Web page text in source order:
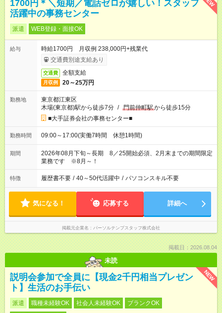
1700円＊＼短期／電話ゼロが嬉しい！スタッフ
活躍中の事務センター
派遣 WEB登録・面接OK
給与
時給1700円 月収例 238,000円+残業代
交通費別途支給あり
交通費 全額支給
月収例 20～25万円
勤務地
東京都江東区
木場(東京都)駅から徒歩7分 / 門前仲町駅から徒歩15分
■大手証券会社の事務センター■
勤務時間 09:00～17:00(実働7時間 休憩1時間)
期間
2026年08月下旬～長期 8／25開始必須、2月末までの期間限定
業務です ※8月～！
特徴 履歴書不要 / 40～50代活躍中 / パソコンスキル不要
気になる！ 応募する 詳細へ
掲載元企業名 パーソルテンプスタッフ株式会社
掲載日：2026.08.04
未読
NEW
説明会参加で全員に【現金2千円相当プレゼン
ト】生活のお手伝い
派遣 職種未経験OK 社会人未経験OK
ブランクOK